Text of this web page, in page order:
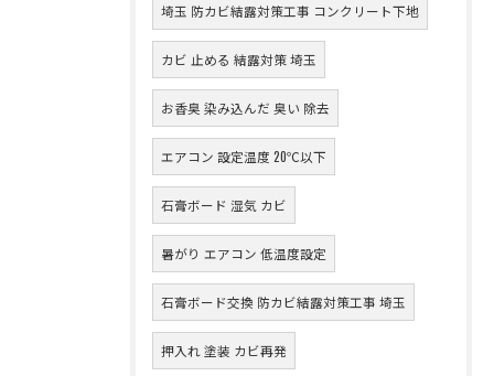
埼玉 防カビ結露対策工事 コンクリート下地
カビ 止める 結露対策 埼玉
お香臭 染み込んだ 臭い 除去
エアコン 設定温度 20℃以下
石膏ボード 湿気 カビ
暑がり エアコン 低温度設定
石膏ボード交換 防カビ結露対策工事 埼玉
押入れ 塗装 カビ再発